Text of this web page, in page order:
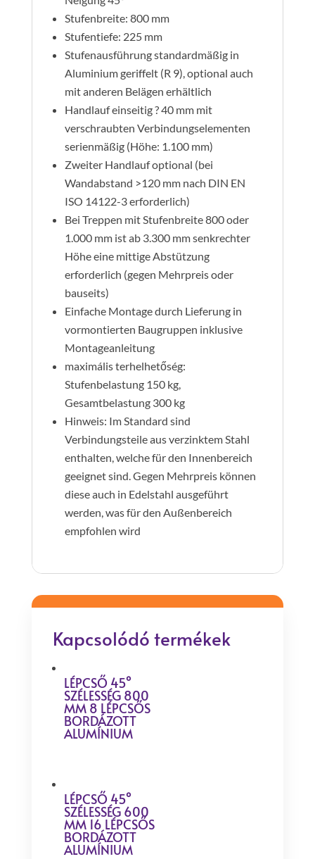
Stufenbreite: 800 mm
Stufentiefe: 225 mm
Stufenausführung standardmäßig in
Aluminium geriffelt (R 9), optional auch
mit anderen Belägen erhältlich
Handlauf einseitig ? 40 mm mit
verschraubten Verbindungselementen
serienmäßig (Höhe: 1.100 mm)
Zweiter Handlauf optional (bei
Wandabstand >120 mm nach DIN EN
ISO 14122-3 erforderlich)
Bei Treppen mit Stufenbreite 800 oder
1.000 mm ist ab 3.300 mm senkrechter
Höhe eine mittige Abstützung
erforderlich (gegen Mehrpreis oder
bauseits)
Einfache Montage durch Lieferung in
vormontierten Baugruppen inklusive
Montageanleitung
maximális terhelhetőség:
Stufenbelastung 150 kg,
Gesamtbelastung 300 kg
Hinweis: Im Standard sind
Verbindungsteile aus verzinktem Stahl
enthalten, welche für den Innenbereich
geeignet sind. Gegen Mehrpreis können
diese auch in Edelstahl ausgeführt
werden, was für den Außenbereich
empfohlen wird
Kapcsolódó termékek
LÉPCSŐ 45°
SZÉLESSÉG 800
MM 8 LÉPCSŐS
BORDÁZOTT
ALUMÍNIUM
LÉPCSŐ 45°
SZÉLESSÉG 600
MM 16 LÉPCSŐS
BORDÁZOTT
ALUMÍNIUM